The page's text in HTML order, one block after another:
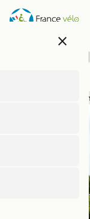
Direkt
zum
close
d'Auge